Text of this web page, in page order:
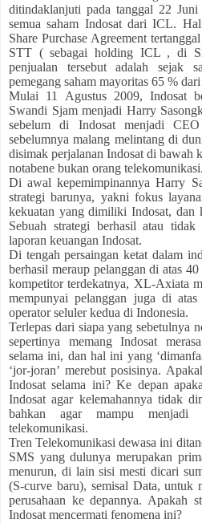
ditindaklanjuti pada tanggal 22
semua saham Indosat dari ICL.
Share Purchase Agreement
STT ( sebagai holding ICL , di
penjualan tersebut adalah sejak
pemegang saham mayoritas 65 %
Mulai 11 Agustus 2009, Indosat
Swandi Sjam menjadi Harry
sebelum di Indosat menjadi
sebelumnya malang melintang di
disimak perjalanan Indosat di bawah
notabene bukan orang telekomunikasi.
Di awal kepemimpinannya Harry
strategi barunya, yakni fokus
kekuatan yang dimiliki Indosat, dan
Sebuah strategi berhasil atau
laporan keuangan Indosat.
Di tengah persaingan ketat dalam
berhasil meraup pelanggan di atas
kompetitor terdekatnya, XL-Axiata
mempunyai pelanggan juga di
operator seluler kedua di Indonesia.
Terlepas dari siapa yang sebetulnya
sepertinya memang Indosat
selama ini, dan hal ini yang
‘jor-joran’ merebut posisinya.
Indosat selama ini? Ke depan
Indosat agar kelemahannya tidak
bahkan agar mampu menjadi
telekomunikasi.
Tren Telekomunikasi dewasa ini
SMS yang dulunya merupakan
menurun, di lain sisi mesti dicari
(S-curve baru), semisal Data, untuk
perusahaan ke depannya. Apakah
Indosat mencermati fenomena ini?